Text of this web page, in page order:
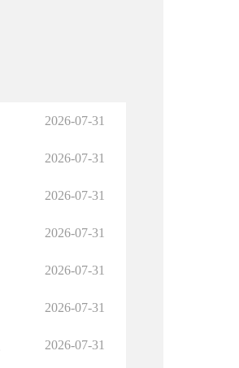
2026-07-31
2026-07-31
2026-07-31
2026-07-31
2026-07-31
2026-07-31
2026-07-31